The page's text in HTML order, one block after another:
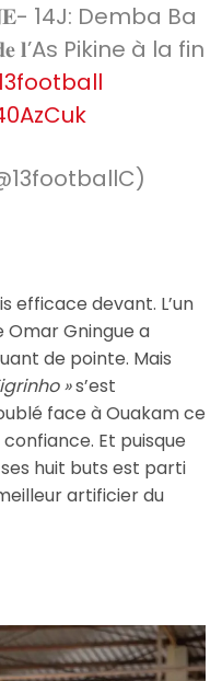
14J: Demba Ba
𝐥’As Pikine à la fin
efficace devant. L’un
Omar Gningue a
de pointe. Mais
»s’est
face à Ouakam ce
Et puisque
huit buts est parti
artificier du